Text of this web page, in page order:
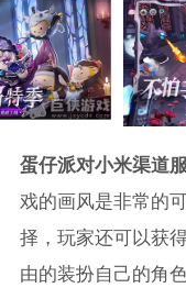
蛋仔派对小米渠道
戏的画风是非常的
择，玩家还可以获
由的装扮自己的角